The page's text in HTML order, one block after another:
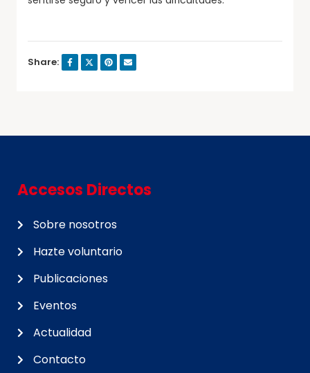
Share:
Accesos Directos
Sobre nosotros
Hazte voluntario
Publicaciones
Eventos
Actualidad
Contacto